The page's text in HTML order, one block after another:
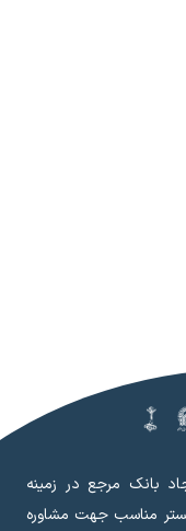
بانک مرجع در زمینه
مناسب جهت مشاوره